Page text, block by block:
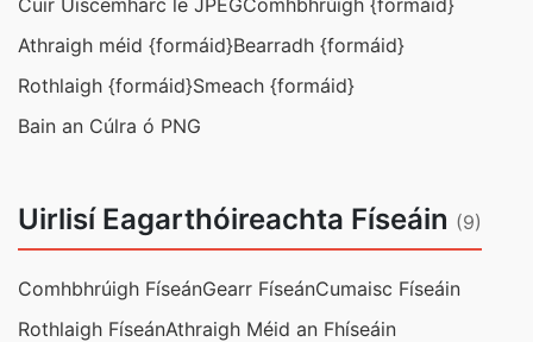
Cuir Uiscemharc le JPEGComhbhrúigh {formáid}
Athraigh méid {formáid}Bearradh {formáid}
Rothlaigh {formáid}Smeach {formáid}
Bain an Cúlra ó PNG
Uirlisí Eagarthóireachta Físeáin (9)
Comhbhrúigh FíseánGearr FíseánCumaisc Físeáin
Rothlaigh FíseánAthraigh Méid an Fhíseáin